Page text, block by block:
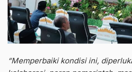
“Memperbaiki kondisi ini,